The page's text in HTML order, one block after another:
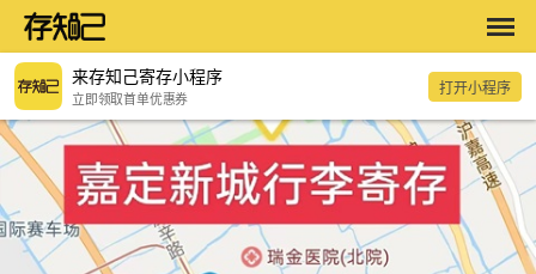
来存知己寄存小程序
立即领取首单优惠券
打开小程序